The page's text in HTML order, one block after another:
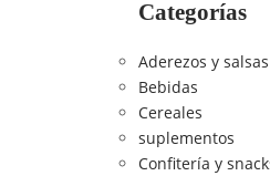
Categorías
Aderezos y salsas
Bebidas
Cereales
suplementos
Confitería y